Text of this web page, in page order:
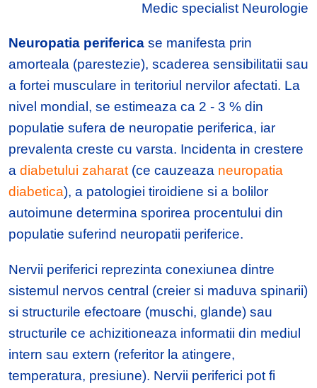
Medic specialist Neurologie
Neuropatia periferica se manifesta prin
amorteala (parestezie), scaderea sensibilitatii sau
a fortei musculare in teritoriul nervilor afectati. La
nivel mondial, se estimeaza ca 2 - 3 % din
populatie sufera de neuropatie periferica, iar
prevalenta creste cu varsta. Incidenta in crestere
a diabetului zaharat(ce cauzeaza neuropatia
diabetica), a patologiei tiroidiene si a bolilor
autoimune determina sporirea procentului din
populatie suferind neuropatii periferice.
Nervii periferici reprezinta conexiunea dintre
sistemul nervos central (creier si maduva spinarii)
si structurile efectoare (muschi, glande) sau
structurile ce achizitioneaza informatii din mediul
intern sau extern (referitor la atingere,
temperatura, presiune). Nervii periferici pot fi